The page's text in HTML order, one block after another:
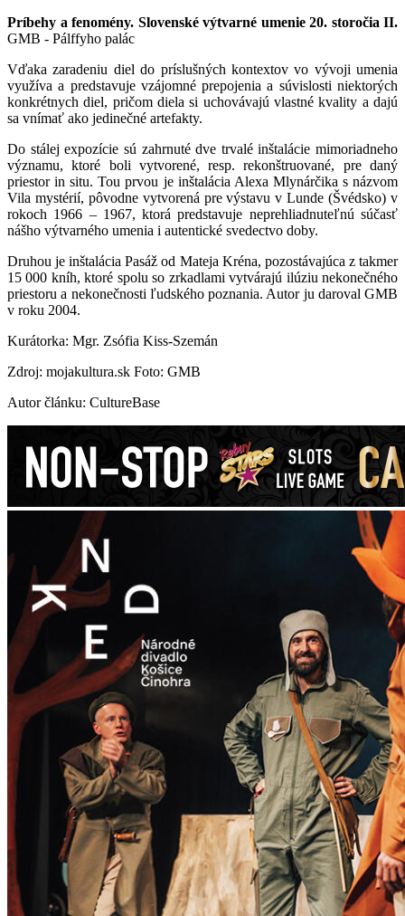
Príbehy a fenomény. Slovenské výtvarné umenie 20. storočia II.
GMB - Pálffyho palác
Vďaka zaradeniu diel do príslušných kontextov vo vývoji umenia
využíva a predstavuje vzájomné prepojenia a súvislosti niektorých
konkrétnych diel, pričom diela si uchovávajú vlastné kvality a dajú
sa vnímať ako jedinečné artefakty.
Do stálej expozície sú zahrnuté dve trvalé inštalácie mimoriadneho
významu, ktoré boli vytvorené, resp. rekonštruované, pre daný
priestor in situ. Tou prvou je inštalácia Alexa Mlynárčika s názvom
Vila mystérií, pôvodne vytvorená pre výstavu v Lunde (Švédsko) v
rokoch 1966 – 1967, ktorá predstavuje neprehliadnuteľnú súčasť
nášho výtvarného umenia i autentické svedectvo doby.
Druhou je inštalácia Pasáž od Mateja Kréna, pozostávajúca z takmer
15 000 kníh, ktoré spolu so zrkadlami vytvárajú ilúziu nekonečného
priestoru a nekonečnosti ľudského poznania. Autor ju daroval GMB
v roku 2004.
Kurátorka: Mgr. Zsófia Kiss-Szemán
Zdroj: mojakultura.sk Foto: GMB
Autor článku: CultureBase